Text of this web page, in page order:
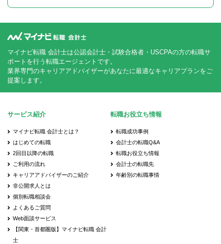
マイナビ転職 会計士は公認会計士・試験合格者・USCPAの方の転職サ
ポートを行う転職エージェントです。
業界専門のキャリアアドバイザーがあなたに最適なキャリアプランをご
提案します。
サービス紹介
マイナビ転職 会計士とは？
はじめての転職
2回目以降の転職
ご利用の流れ
キャリアアドバイザーのご紹介
非公開求人とは
個別転職相談会
よくあるご質問
Web面談サービス
【関東・首都圏版】マイナビ転職 会計
士
転職お役立ち情報
転職成功事例
会計士の転職Q&A
転職お役立ち情報
会計士の転職先
年齢別の転職事情